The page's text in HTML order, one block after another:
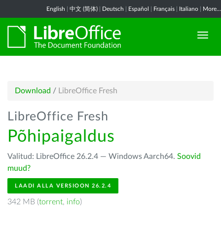
English 中文 (简体) Deutsch Español Français Italiano More...
Download / LibreOffice Fresh
LibreOffice Fresh
Põhipaigaldus
Valitud: LibreOffice 26.2.4 — Windows Aarch64. Soovid
muud?
LAADI ALLA VERSIOON 26.2.4
342 MB (torrent, info)